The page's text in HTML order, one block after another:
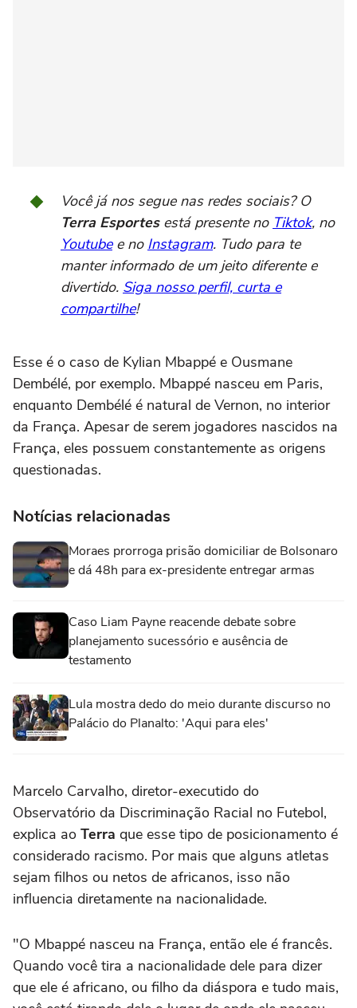
Você já nos segue nas redes sociais? O
Terra Esportesestá presente no Tiktok, no
Youtubee no Instagram. Tudo para te
manter informado de um jeito diferente e
divertido. Siga nosso perfil, curta e
compartilhe!
Esse é o caso de Kylian Mbappé e Ousmane
Dembélé, por exemplo. Mbappé nasceu em Paris,
enquanto Dembélé é natural de Vernon, no interior
da França. Apesar de serem jogadores nascidos na
França, eles possuem constantemente as origens
questionadas.
Notícias relacionadas
Moraes prorroga prisão domiciliar de Bolsonaro
e dá 48h para ex-presidente entregar armas
Caso Liam Payne reacende debate sobre
planejamento sucessório e ausência de
testamento
Lula mostra dedo do meio durante discurso no
Palácio do Planalto: 'Aqui para eles'
Marcelo Carvalho, diretor-executido do
Observatório da Discriminação Racial no Futebol,
explica ao Terra que esse tipo de posicionamento é
considerado racismo. Por mais que alguns atletas
sejam filhos ou netos de africanos, isso não
influencia diretamente na nacionalidade.
"O Mbappé nasceu na França, então ele é francês.
Quando você tira a nacionalidade dele para dizer
que ele é africano, ou filho da diáspora e tudo mais,